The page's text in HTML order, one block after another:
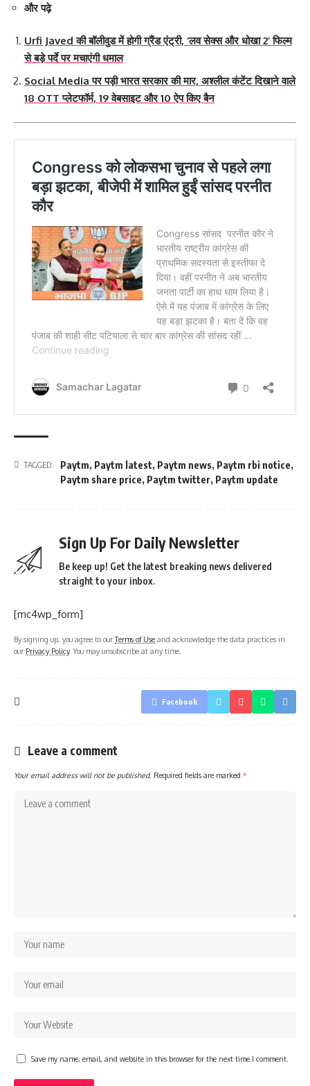
और पढ़े
Urfi Javed की बॉलीवुड में होगी ग्रैंड एंट्री, ‘लव सेक्स और धोखा 2’ फिल्म
से बड़े पर्दे पर मचाएंगी धमाल
Social Media पर पड़ी भारत सरकार की मार, अश्लील कंटेंट दिखाने वाले
18 OTT प्लेटफॉर्म, 19 वेबसाइट और 10 ऐप किए बैन
TAGGED: Paytm, Paytm latest, Paytm news, Paytm rbi notice,
Paytm share price, Paytm twitter, Paytm update
Sign Up For Daily Newsletter
Be keep up! Get the latest breaking news delivered
straight to your inbox.
[mc4wp_form]
By signing up, you agree to ourTerms of Use and acknowledge the data practices in
our Privacy Policy. You may unsubscribe at any time.
Facebook
Leave a comment
Your email address will not be published. Required fields are marked *
Save my name, email, and website in this browser for the next time I comment.